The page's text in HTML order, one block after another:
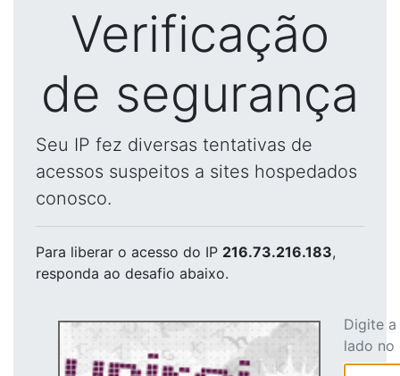
Verificação
de segurança
Seu IP fez diversas tentativas de
acessos suspeitos a sites hospedados
conosco.
Para liberar o acesso do IP 216.73.216.183,
responda ao desafio abaixo.
Digite
lado no